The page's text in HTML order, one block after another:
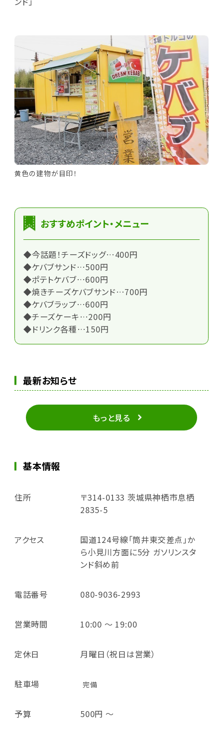
黄色の建物が目印！
おすすめポイント・メニュー
◆今話題！チーズドッグ…400円
◆ケバブサンド…500円
◆ポテトケバブ…600円
◆焼きチーズケバブサンド…700円
◆ケバブラップ…600円
◆チーズケーキ…200円
◆ドリンク各種…150円
最新お知らせ
もっと見る
基本情報
住所
〒314-0133 茨城県神栖市息栖
2835-5
アクセス
国道124号線「筒井東交差点」か
ら小見川方面に5分 ガソリンスタ
ンド斜め前
電話番号 080-9036-2993
営業時間 10:00 ～ 19:00
定休日 月曜日（祝日は営業）
駐車場 完備
予算 500円 ～